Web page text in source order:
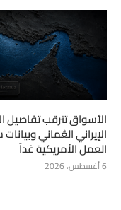
الأسواق تترقب تفاصيل
الإيراني العُماني
العمل الأمريكية غداً
6 أغسطس، 2026